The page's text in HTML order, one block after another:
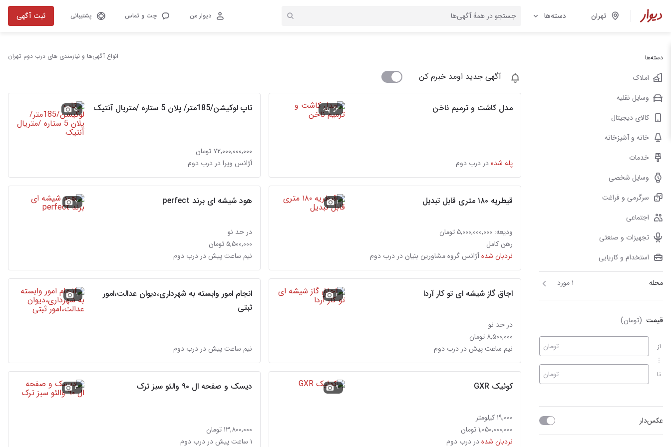
تهران دسته‌ها دیوار من چت و تماس پشتیبانی ثبت آگهی
دسته‌ها
املاک
وسایل نقلیه
کالای دیجیتال
خانه و آشپزخانه
خدمات
وسایل شخصی
سرگرمی و فراغت
اجتماعی
تجهیزات و صنعتی
استخدام و کاریابی
محله ۱ مورد
قیمت (تومان)
از
تا
تومان
تومان
عکس‌دار
انواع آگهی‌ها و نیازمندی های درب دوم تهران
آگهی جدید اومد خبرم کن
مدل کاشت و ترمیم ناخن
پله شدهدر درب دوم
پله تاپ لوکیشن/185متر/ پلان 5 ستاره /متریال آنتیک
۷۲,۰۰۰,۰۰۰,۰۰۰ تومان
آژانس ویرا در درب دوم
۵
قیطریه ۱۸۰ متری قابل تبدیل
ودیعه: ۵,۰۰۰,۰۰۰,۰۰۰ تومان
رهن کامل
نردبان شدهآژانس گروه مشاورین بنیان در درب دوم
۱ هود شیشه ای برند perfect
در حد نو
۵,۵۰۰,۰۰۰ تومان
نیم ساعت پیش در درب دوم
۲
اجاق گاز شیشه ای تو کار آردا
در حد نو
۸,۵۰۰,۰۰۰ تومان
نیم ساعت پیش در درب دوم
۲
انجام امور وابسته به شهرداری،دیوان عدالت،امور
ثبتی
نیم ساعت پیش در درب دوم
۱
کوئیک GXR
۱۹,۰۰۰ کیلومتر
۱,۰۵۰,۰۰۰,۰۰۰ تومان
نردبان شدهدر درب دوم
۹ دیسک و صفحه ال ۹۰ والئو سبز ترک
۱۳,۸۰۰,۰۰۰ تومان
۱ ساعت پیش در درب دوم
۳